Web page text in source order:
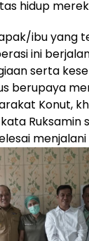
hidup
ibu yang
ini
serta
berupaya
Konut,
Ruksamin
menjalani